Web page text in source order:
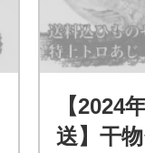
【2024
送】干